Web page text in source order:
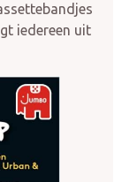
iedereen uit